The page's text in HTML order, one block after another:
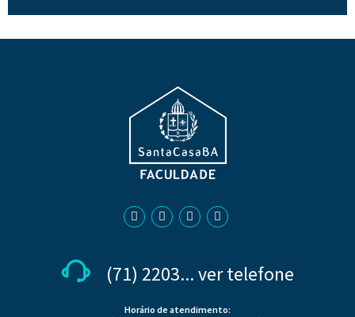
(71) 2203... ver telefone
Horário de atendimento: